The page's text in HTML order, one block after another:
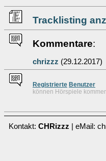
Tracklisting
Kommentare:
chrizzz (29.12.2017)
Registrierte Benutzer
können Hörspiele
Kontakt: CHRizzz | eMail: